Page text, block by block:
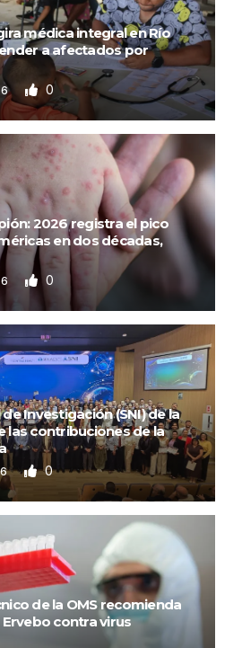
médica integral en Río
a afectados por
0
2026 registra el pico
en dos décadas,
0
Investigación (SNI) de la
las contribuciones de la
0
de la OMS recomienda
contra virus